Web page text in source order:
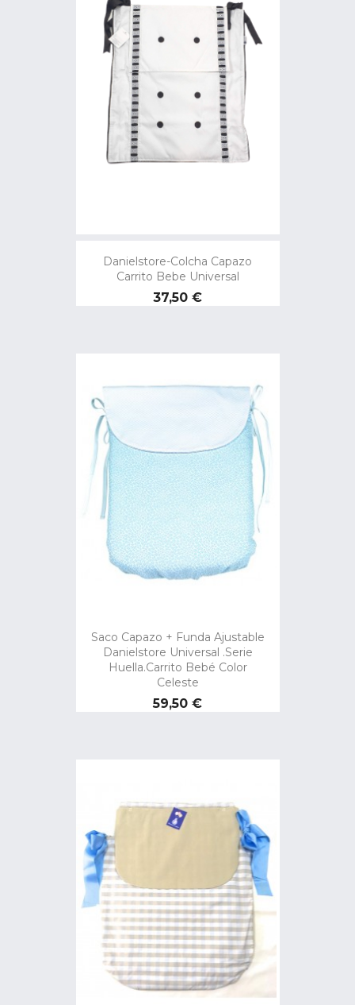
Danielstore-Colcha Capazo
Carrito Bebe Universal
Precio
37,50 €
Saco Capazo + Funda Ajustable
Danielstore Universal .Serie
Huella.Carrito Bebé Color
Celeste
Precio
59,50 €